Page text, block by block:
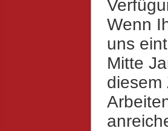
Wenn
uns
Mitte
diesem